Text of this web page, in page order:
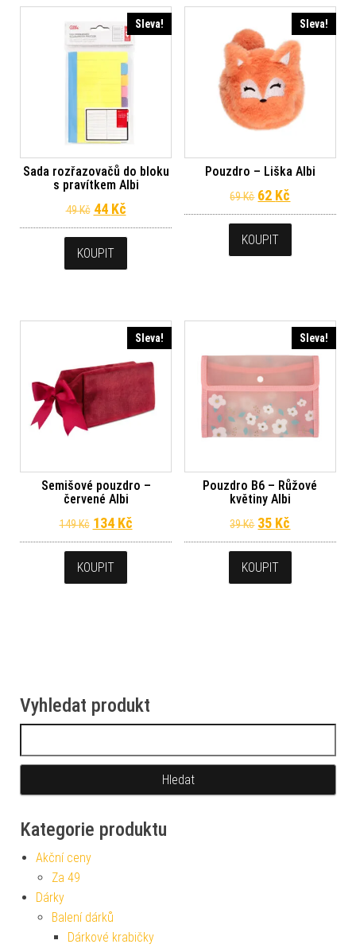
Sleva!
Sada rozřazovačů do bloku
s pravítkem Albi
49Kč Původní cena byla: 49 Kč.
44 KčAktuální cena je: 44 Kč.
KOUPIT
Sleva!
Pouzdro – Liška Albi
69Kč Původní cena
62 Kč
KOUPIT
Sleva!
Semišové pouzdro –
červené Albi
149Kč Původní cena byla: 149 Kč.
134 KčAktuální cena je: 134 Kč.
KOUPIT
Sleva!
Pouzdro B6 – Růžové
květiny Albi
39Kč Původní cena
35 Kč
KOUPIT
Vyhledat produkt
Kategorie produktu
Akční ceny
Za 49
Dárky
Balení dárků
Dárkové krabičky